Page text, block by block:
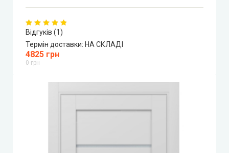
Відгуків (1)
Термін доставки: НА СКЛАДІ
4825 грн
0 грн